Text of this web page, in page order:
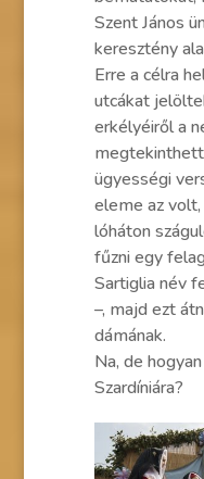
Szent János
keresztény
Erre a célra
utcákat
erkélyéiről a
ügyességi
eleme az
lóháton
fűzni egy
Sartiglia név
–, majd ezt
dámának.
Na, de
Szardíniára?